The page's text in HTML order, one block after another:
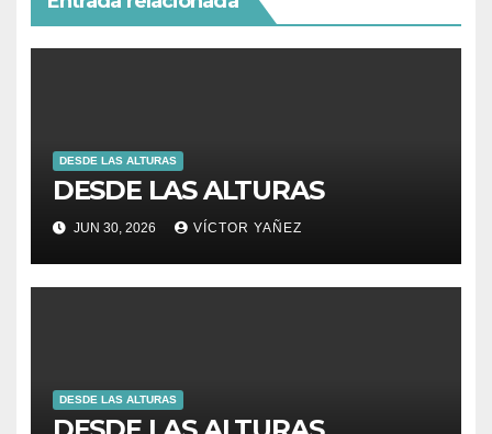
DESDE LAS ALTURAS
DESDE LAS ALTURAS
JUN 30, 2026 VÍCTOR YAÑEZ
DESDE LAS ALTURAS